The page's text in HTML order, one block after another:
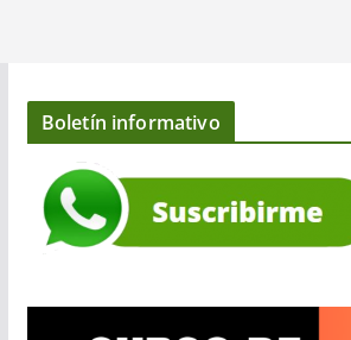
Boletín informativo